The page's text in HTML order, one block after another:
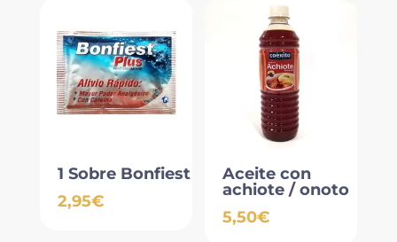
1 Sobre Bonfiest
2,95€
Aceite con
achiote / onoto
5,50€